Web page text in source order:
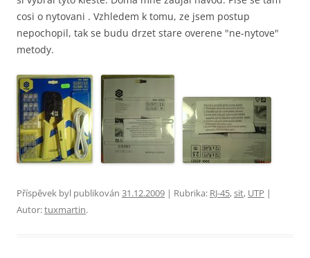
cosi o nytovani . Vzhledem k tomu, ze jsem postup
nepochopil, tak se budu drzet stare overene "ne-nytove"
metody.
Příspěvek byl publikován 31.12.2009 | Rubrika: RJ-45,sit, UTP |
Autor:tuxmartin.